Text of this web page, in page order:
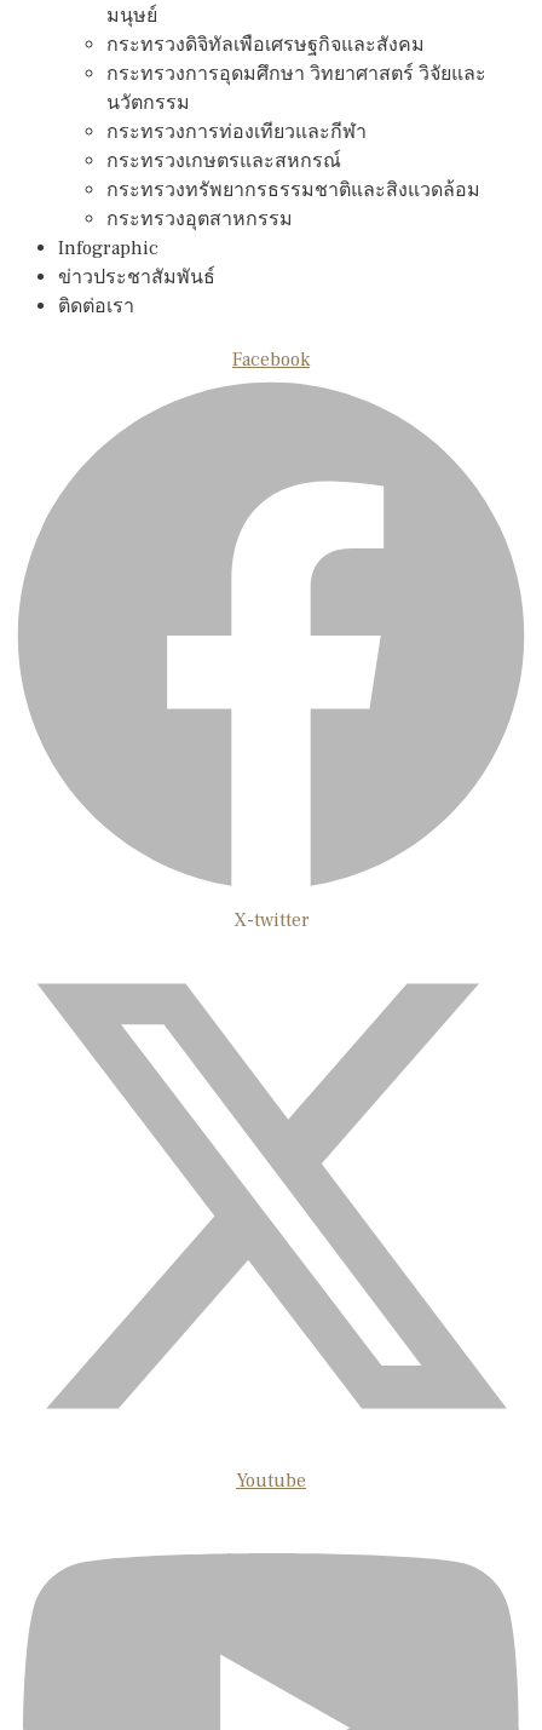
มนุษย์
กระทรวงดิจิทัลเพือเศรษฐกิจและสังคม
กระทรวงการอุดมศึกษา วิทยาศาสตร์ วิจัยและ
นวัตกรรม
กระทรวงการท่องเทียวและกีฬา
กระทรวงเกษตรและสหกรณ์
กระทรวงทรัพยากรธรรมชาติและสิงแวดล้อม
กระทรวงอุตสาหกรรม
Infographic
ข่าวประชาสัมพันธ์
ติดต่อเรา
Facebook
X-twitter
Youtube